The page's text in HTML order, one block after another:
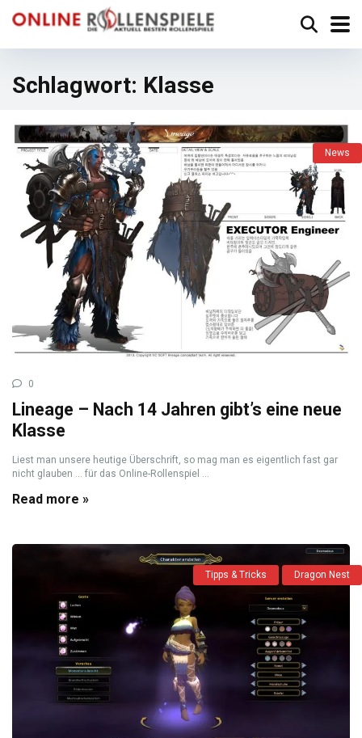
Schlagwort: Klasse
News
0
Lineage – Nach 14 Jahren gibt’s eine neue
Klasse
Liest man unsere heutige Überschrift, so mag man es eigentlich fast gar
nicht glauben … für das Online-Rollenspiel ...
Read more »
Tipps & Tricks Dragon Nest